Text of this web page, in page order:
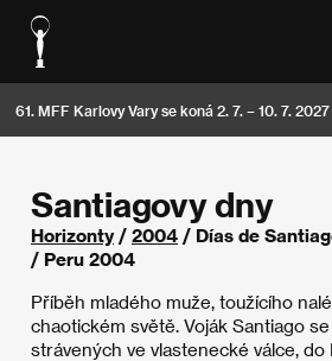
61. MFF Karlovy Vary se koná 2. 7. – 10. 7. 2027
Santiagovy dny
Horizonty/ 2004 / Días de
/ Peru 2004
Příběh mladého muže, toužícího
chaotickém světě. Voják Santiago
strávených ve vlastenecké válce, do